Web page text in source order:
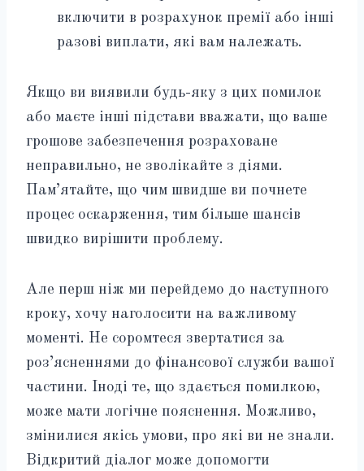
включити в розрахунок премії або інші
разові виплати, які вам належать.
Якщо ви виявили будь-яку з цих помилок
або маєте інші підстави вважати, що ваше
грошове забезпечення розраховане
неправильно, не зволікайте з діями.
Пам’ятайте, що чим швидше ви почнете
процес оскарження, тим більше шансів
швидко вирішити проблему.
Але перш ніж ми перейдемо до наступного
кроку, хочу наголосити на важливому
моменті. Не соромтеся звертатися за
роз’ясненнями до фінансової служби вашої
частини. Іноді те, що здається помилкою,
може мати логічне пояснення. Можливо,
змінилися якісь умови, про які ви не знали.
Відкритий діалог може допомогти